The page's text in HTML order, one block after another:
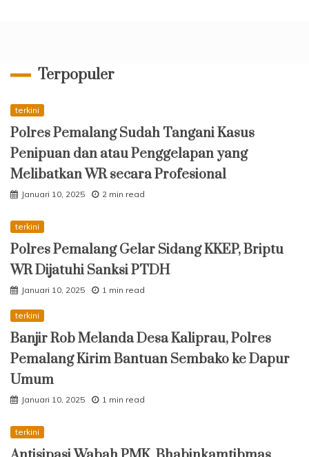
Terpopuler
terkini
Polres Pemalang Sudah Tangani Kasus
Penipuan dan atau Penggelapan yang
Melibatkan WR secara Profesional
Januari 10, 2025 2 min read
terkini
Polres Pemalang Gelar Sidang KKEP, Briptu
WR Dijatuhi Sanksi PTDH
Januari 10, 2025 1 min read
terkini
Banjir Rob Melanda Desa Kaliprau, Polres
Pemalang Kirim Bantuan Sembako ke Dapur
Umum
Januari 10, 2025 1 min read
terkini